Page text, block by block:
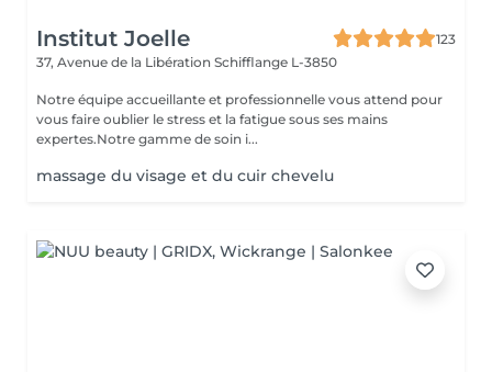
Institut Joelle
123
37, Avenue de la Libération Schifflange L-3850
Notre équipe accueillante et professionnelle vous attend pour
vous faire oublier le stress et la fatigue sous ses mains
expertes.Notre gamme de soin i...
massage du visage et du cuir chevelu